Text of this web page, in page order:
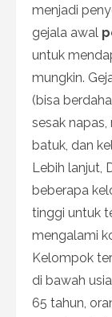
menjadi
gejala awal
untuk
mungkin.
(bisa
sesak
batuk, dan
Lebih lanjut,
beberapa
tinggi untuk
mengalami
Kelompok
di bawah
65 tahun,